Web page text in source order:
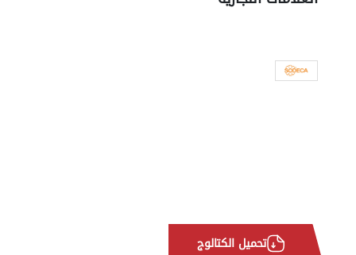
تحميل الكتالوج